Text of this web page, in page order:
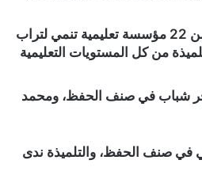
وعرفت نسخة هذه السنة من المسابقة مشاركة 105 تلميذة وتلميذا من 22 مؤسسة تعليمية تنمي لتراب
عدد المتأهلين إلى النهائيات 15 تلميذا وتلميذة من كل المستويات التعليمية
هاجر شباب في صنف الحفظ، ومحمد
في صنف الحفظ، والتلميذة ندى